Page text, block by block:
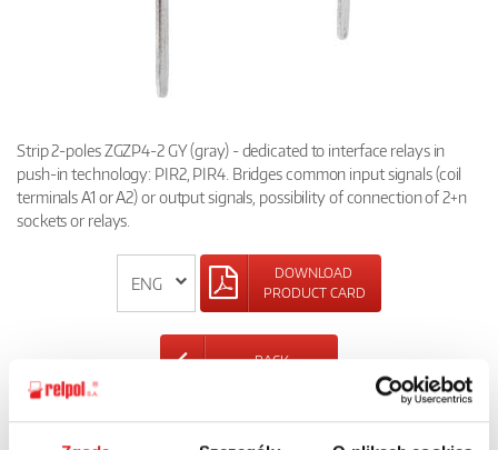
Strip 2-poles ZGZP4-2 GY (gray) - dedicated to interface relays in
push-in technology: PIR2, PIR4. Bridges common input signals (coil
terminals A1 or A2) or output signals, possibility of connection of 2+n
sockets or relays.
DOWNLOAD
PRODUCT CARD
BACK